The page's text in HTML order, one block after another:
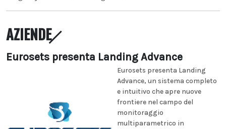
AZIENDE
Eurosets presenta Landing Advance
Eurosets presenta Landing
Advance, un sistema completo
e intuitivo che apre nuove
frontiere nel campo del
monitoraggio
multiparametrico in